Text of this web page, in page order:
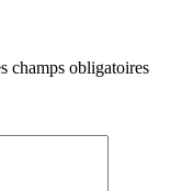
champs obligatoires